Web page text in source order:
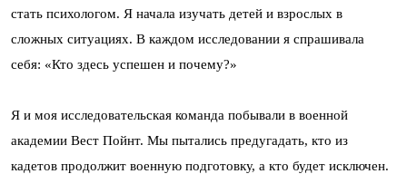
стать психологом. Я начала изучать детей и взрослых в
сложных ситуациях. В каждом исследовании я спрашивала
себя: «Кто здесь успешен и почему?»
Я и моя исследовательская команда побывали в военной
академии Вест Пойнт. Мы пытались предугадать, кто из
кадетов продолжит военную подготовку, а кто будет исключен.